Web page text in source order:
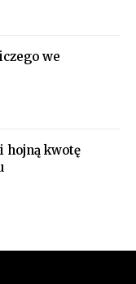
we
hojną kwotę